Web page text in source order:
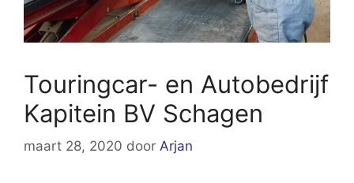
Touringcar- en Autobedrijf
Kapitein BV Schagen
maart 28, 2020 door Arjan